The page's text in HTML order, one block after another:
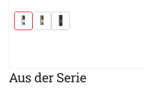
Aus der Serie